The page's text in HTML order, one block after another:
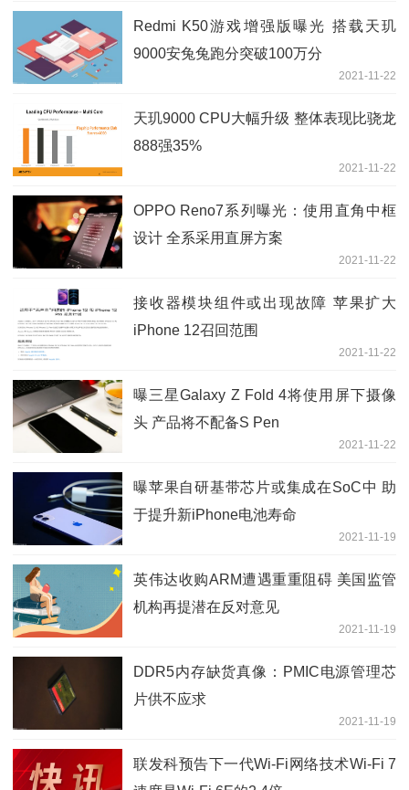
Redmi K50游戏增强版曝光 搭载天玑
9000安兔兔跑分突破100万分
2021-11-22
天玑9000 CPU大幅升级 整体表现比骁龙
888强35%
2021-11-22
OPPO Reno7系列曝光：使用直角中框
设计 全系采用直屏方案
2021-11-22
接收器模块组件或出现故障 苹果扩大
iPhone 12召回范围
2021-11-22
曝三星Galaxy Z Fold 4将使用屏下摄像
头 产品将不配备S Pen
2021-11-22
曝苹果自研基带芯片或集成在SoC中 助
于提升新iPhone电池寿命
2021-11-19
英伟达收购ARM遭遇重重阻碍 美国监管
机构再提潜在反对意见
2021-11-19
DDR5内存缺货真像：PMIC电源管理芯
片供不应求
2021-11-19
联发科预告下一代Wi-Fi网络技术Wi-Fi 7